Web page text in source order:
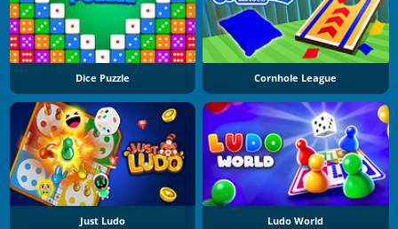
Dice Puzzle Cornhole League
Just Ludo Ludo World